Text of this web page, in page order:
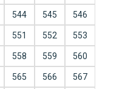
544 545 546
551 552 553
558 559 560
565 566 567